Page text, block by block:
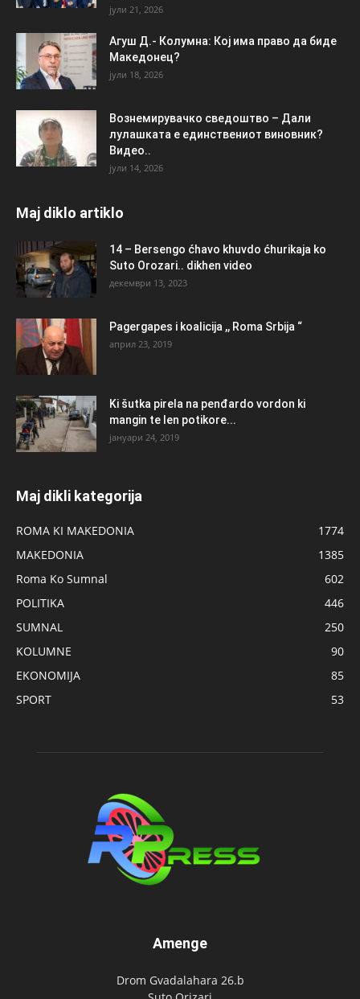
јули 21, 2026
Агуш Д.- Колумна: Кој има право да биде
Македонец?
јули 18, 2026
Вознемирувачко сведоштво – Дали
лулашката е единствениот виновник?
Видео..
јули 14, 2026
Maj diklo artiklo
14 – Bersengo ćhavo khuvdo ćhurikaja ko
Suto Orozari.. dikhen video
декември 13, 2023
Pagergapes i koalicija ,, Roma Srbija “
април 23, 2019
Ki šutka pirela na penđardo vordon ki
mangin te len potikore...
јануари 24, 2019
Maj dikli kategorija
ROMA KI MAKEDONIA
1774
MAKEDONIA
1385
Roma Ko Sumnal
602
POLITIKA
446
SUMNAL
250
KOLUMNE
90
EKONOMIJA
85
SPORT
53
Amenge
Drom Gvadalahara 26.b